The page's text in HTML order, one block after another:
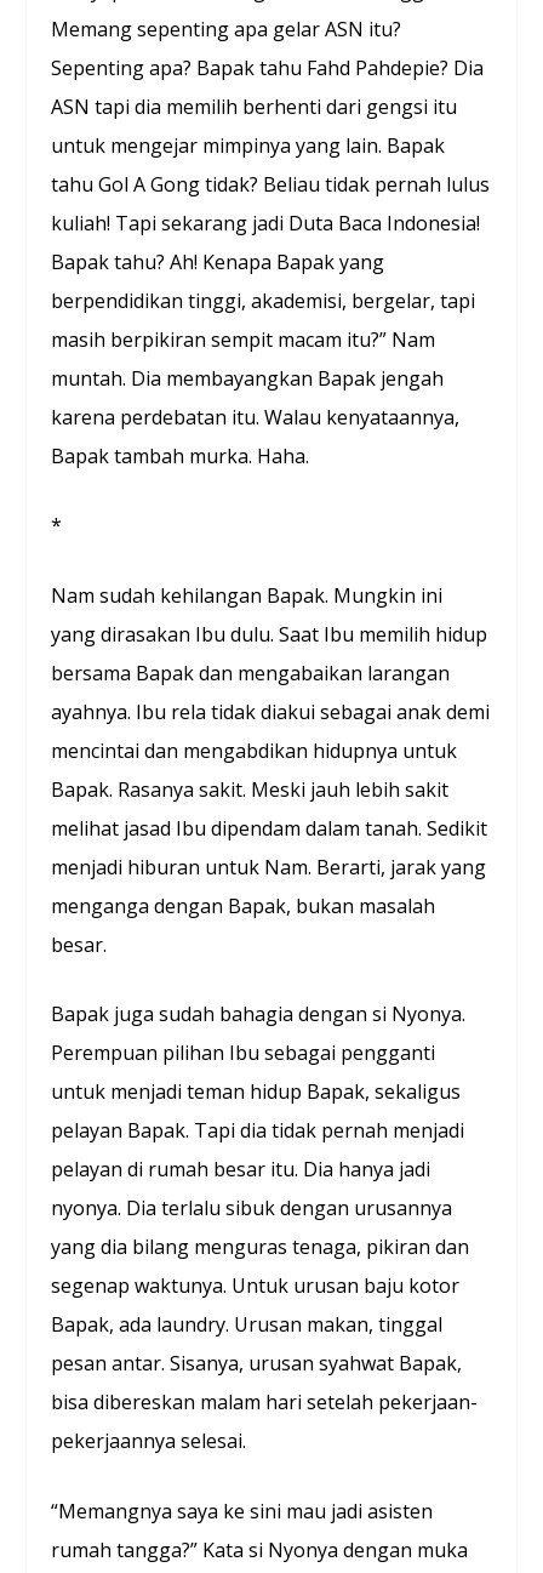
Memang sepenting apa gelar ASN itu?
Sepenting apa? Bapak tahu Fahd Pahdepie? Dia
ASN tapi dia memilih berhenti dari gengsi itu
untuk mengejar mimpinya yang lain. Bapak
tahu Gol A Gong tidak? Beliau tidak pernah lulus
kuliah! Tapi sekarang jadi Duta Baca Indonesia!
Bapak tahu? Ah! Kenapa Bapak yang
berpendidikan tinggi, akademisi, bergelar, tapi
masih berpikiran sempit macam itu?” Nam
muntah. Dia membayangkan Bapak jengah
karena perdebatan itu. Walau kenyataannya,
Bapak tambah murka. Haha.
*
Nam sudah kehilangan Bapak. Mungkin ini
yang dirasakan Ibu dulu. Saat Ibu memilih hidup
bersama Bapak dan mengabaikan larangan
ayahnya. Ibu rela tidak diakui sebagai anak demi
mencintai dan mengabdikan hidupnya untuk
Bapak. Rasanya sakit. Meski jauh lebih sakit
melihat jasad Ibu dipendam dalam tanah. Sedikit
menjadi hiburan untuk Nam. Berarti, jarak yang
menganga dengan Bapak, bukan masalah
besar.
Bapak juga sudah bahagia dengan si Nyonya.
Perempuan pilihan Ibu sebagai pengganti
untuk menjadi teman hidup Bapak, sekaligus
pelayan Bapak. Tapi dia tidak pernah menjadi
pelayan di rumah besar itu. Dia hanya jadi
nyonya. Dia terlalu sibuk dengan urusannya
yang dia bilang menguras tenaga, pikiran dan
segenap waktunya. Untuk urusan baju kotor
Bapak, ada laundry. Urusan makan, tinggal
pesan antar. Sisanya, urusan syahwat Bapak,
bisa dibereskan malam hari setelah pekerjaan-
pekerjaannya selesai.
“Memangnya saya ke sini mau jadi asisten
rumah tangga?” Kata si Nyonya dengan muka